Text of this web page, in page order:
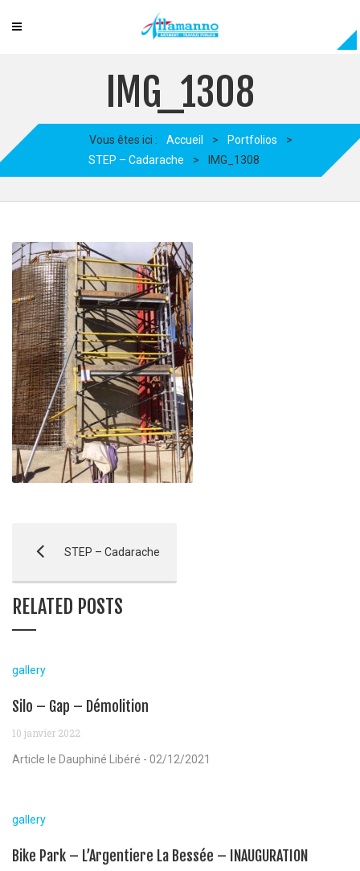
IMG_1308
Vous êtes ici : Accueil > Portfolios
>
STEP – Cadarache
> IMG_1308
STEP – Cadarache
RELATED POSTS
gallery
Silo – Gap – Démolition
10 janvier 2022
Article le Dauphiné Libéré - 02/12/2021
gallery
Bike Park – L’Argentiere La Bessée – INAUGURATION